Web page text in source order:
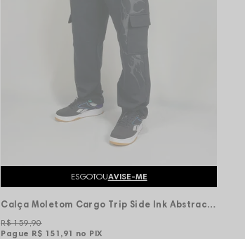
ESGOTOUAVISE-ME
Calça Moletom Cargo Trip Side Ink Abstract - Preta
Pague R$ 151,91 no PIX
R$ 159,90